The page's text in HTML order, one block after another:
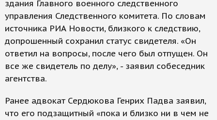
здания Главного военного следственного
управления Следственного комитета. По словам
источника РИА Новости, близкого к следствию,
допрошенный сохранил статус свидетеля. «Он
ответил на вопросы, после чего был отпущен. Он
все же свидетель по делу», - заявил собеседник
агентства.
Ранее адвокат Сердюкова Генрих Падва заявил,
что его подзащитный «пока и близко ни в чем не